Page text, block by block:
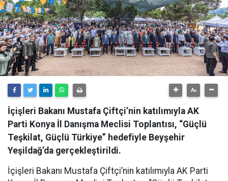
İçişleri Bakanı Mustafa Çiftçi’nin katılımıyla AK
Parti Konya İl Danışma Meclisi Toplantısı, “Güçlü
Teşkilat, Güçlü Türkiye” hedefiyle Beyşehir
Yeşildağ’da gerçekleştirildi.
İçişleri Bakanı Mustafa Çiftçi’nin katılımıyla AK Parti